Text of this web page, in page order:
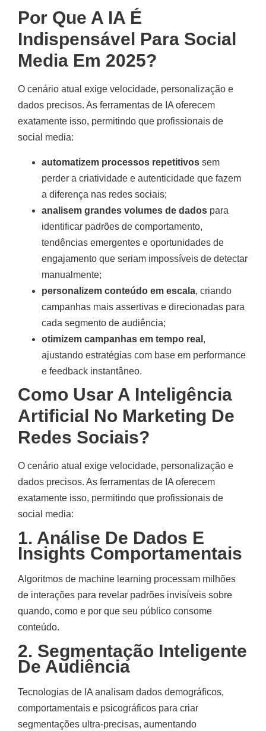
Por Que A IA É
Indispensável Para Social
Media Em 2025?
O cenário atual exige velocidade, personalização e
dados precisos. As ferramentas de IA oferecem
exatamente isso, permitindo que profissionais de
social media:
automatizem processos repetitivos sem
perder a criatividade e autenticidade que fazem
a diferença nas redes sociais;
analisem grandes volumes de dados para
identificar padrões de comportamento,
tendências emergentes e oportunidades de
engajamento que seriam impossíveis de detectar
manualmente;
personalizem conteúdo em escala, criando
campanhas mais assertivas e direcionadas para
cada segmento de audiência;
otimizem campanhas em tempo real ,
ajustando estratégias com base em performance
e feedback instantâneo.
Como Usar A Inteligência
Artificial No Marketing De
Redes Sociais?
O cenário atual exige velocidade, personalização e
dados precisos. As ferramentas de IA oferecem
exatamente isso, permitindo que profissionais de
social media:
1. Análise De Dados E
Insights Comportamentais
Algoritmos de machine learning processam milhões
de interações para revelar padrões invisíveis sobre
quando, como e por que seu público consome
conteúdo.
2. Segmentação Inteligente
De Audiência
Tecnologias de IA analisam dados demográficos,
comportamentais e psicográficos para criar
segmentações ultra-precisas, aumentando